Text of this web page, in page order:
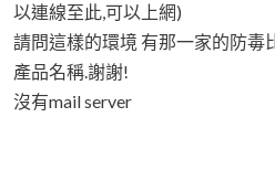
以連線至此,可以上網)
請問這樣的環境 有那一家的防毒
產品名稱.謝謝!
沒有mail server